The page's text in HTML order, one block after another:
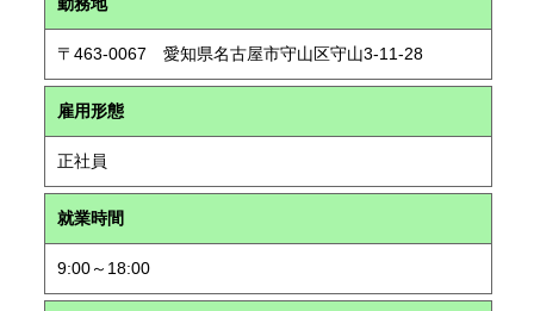
〒463-0067 愛知県名古屋市守山区守山3-11-28
雇用形態
正社員
就業時間
9:00～18:00